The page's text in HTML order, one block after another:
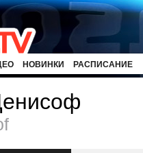
НОВИНКИ РАСПИСАНИЕ